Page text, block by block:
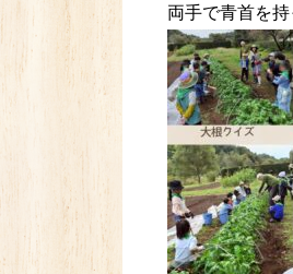
両手で青首を